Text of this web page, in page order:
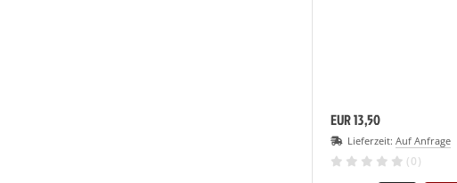
EUR 13,50
Lieferzeit: Auf Anfrage
(0)